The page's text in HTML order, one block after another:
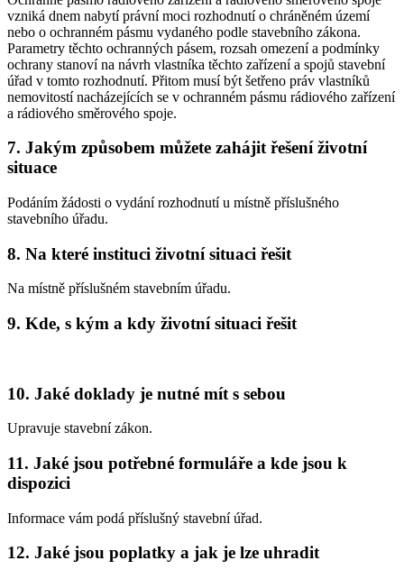
vzniká dnem nabytí právní moci rozhodnutí o chráněném území
nebo o ochranném pásmu vydaného podle stavebního zákona.
Parametry těchto ochranných pásem, rozsah omezení a podmínky
ochrany stanoví na návrh vlastníka těchto zařízení a spojů stavební
úřad v tomto rozhodnutí. Přitom musí být šetřeno práv vlastníků
nemovitostí nacházejících se v ochranném pásmu rádiového zařízení
a rádiového směrového spoje.
7. Jakým způsobem můžete zahájit řešení životní
situace
Podáním žádosti o vydání rozhodnutí u místně příslušného
stavebního úřadu.
8. Na které instituci životní situaci řešit
Na místně příslušném stavebním úřadu.
9. Kde, s kým a kdy životní situaci řešit
10. Jaké doklady je nutné mít s sebou
Upravuje stavební zákon.
11. Jaké jsou potřebné formuláře a kde jsou k
dispozici
Informace vám podá příslušný stavební úřad.
12. Jaké jsou poplatky a jak je lze uhradit